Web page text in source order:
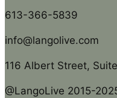
613-366-5839
info@langolive.com
116 Albert Street,
@LangoLive 2015-